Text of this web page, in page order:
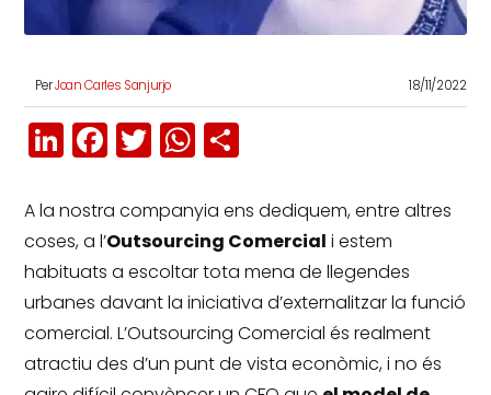
PerJoan Carles Sanjurjo 18/11/2022
LinkedIn
Facebook
TwitterWhatsApp
A la nostra companyia ens dediquem, entre altres
coses, a l’Outsourcing Comercial i estem
habituats a escoltar tota mena de llegendes
urbanes davant la iniciativa d’externalitzar la funció
comercial.L’Outsourcing Comercial és realment
atractiu des d’un punt de vista econòmic, i no és